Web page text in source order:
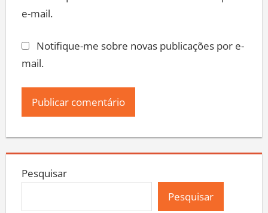
e-mail.
Notifique-me sobre novas publicações por e-
mail.
Pesquisar
Pesquisar